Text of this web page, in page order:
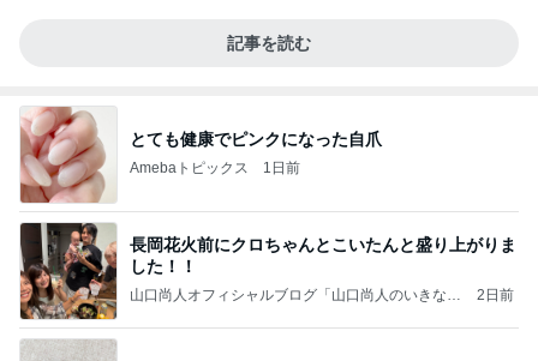
記事を読む
とても健康でピンクになった自爪
Amebaトピックス 1日前
長岡花火前にクロちゃんとこいたんと盛り上がりま
した！！
山口尚人オフィシャルブログ「山口尚人のいきなり
by Ameba
2日前